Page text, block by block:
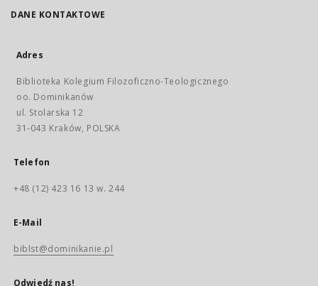
DANE KONTAKTOWE
Adres
Biblioteka Kolegium Filozoficzno-Teologicznego
oo. Dominikanów
ul. Stolarska 12
31-043 Kraków, POLSKA
Telefon
+48 (12) 423 16 13 w. 244
E-Mail
biblst@dominikanie.pl
Odwiedź nas!